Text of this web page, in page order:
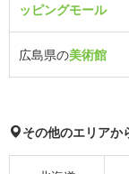
ッピングモール
広島県の美術館
その他のエリアか